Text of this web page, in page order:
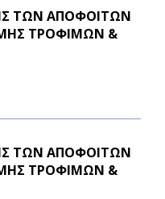
ΤΩΝ ΑΠΟΦΟΙΤΩΝ
ΤΡΟΦΙΜΩΝ &
ΤΩΝ AΠΟΦΟΙΤΩΝ
ΤΡΟΦΙΜΩΝ &